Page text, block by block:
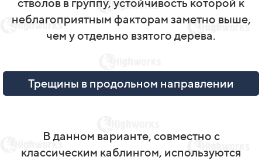
неблагоприятным факторам заметно выше,
чем у отдельно взятого дерева.
Трещины в продольном направлении
В данном варианте, совместно с
классическим каблингом, используются